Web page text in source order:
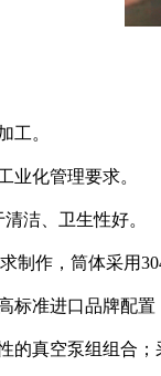
工。
业化管理要求。
洁、卫生性好。
制作，筒体采用
标准进口品牌配
的真空泵组组合